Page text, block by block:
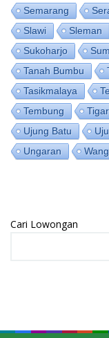
Semarang
Slawi
Sleman
Sukoharjo
Tanah Bumbu
Tasikmalaya
Tembung
Ujung Batu
Ungaran
Cari Lowongan